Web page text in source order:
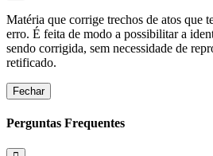
Matéria que corrige trechos de atos que
erro. É feita de modo a possibilitar a
sendo corrigida, sem necessidade de
retificado.
Fechar
Perguntas Frequentes